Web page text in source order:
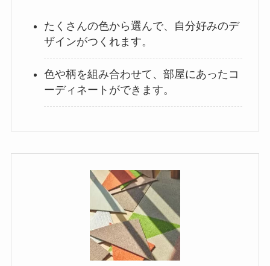
たくさんの色から選んで、自分好みのデ
ザインがつくれます。
色や柄を組み合わせて、部屋にあったコ
ーディネートができます。